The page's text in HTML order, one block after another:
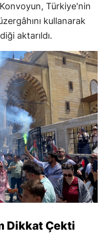
Türkiye'nin
kullanarak
aktarıldı.
Dikkat Çekti